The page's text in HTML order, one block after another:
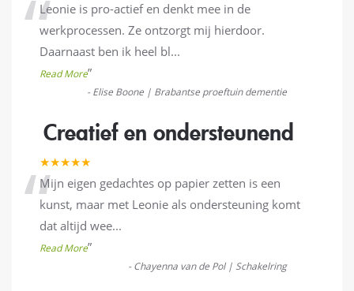
“Leonie is pro-actief en denkt mee in de
werkprocessen. Ze ontzorgt mij hierdoor.
Daarnaast ben ik heel bl...
Read More”
- Elise Boone | Brabantse proeftuin dementie
Creatief en ondersteunend
★★★★★
“Mijn eigen gedachtes op papier zetten is een
kunst, maar met Leonie als ondersteuning komt
dat altijd wee...
Read More”
- Chayenna van de Pol | Schakelring